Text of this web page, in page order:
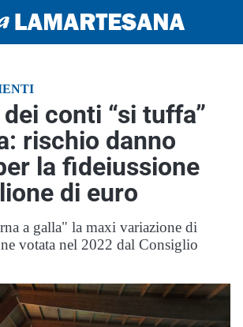
conti “si tuffa”
rischio danno
la fideiussione
di euro
a galla" la maxi variazione di
votata nel 2022 dal Consiglio